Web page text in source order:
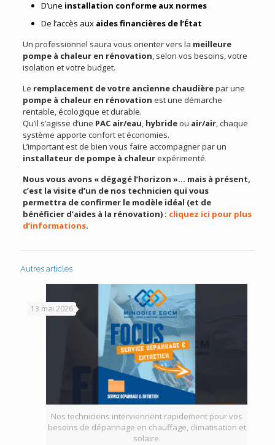
D’une installation conforme aux normes
De l’accès aux aides financières de l’État
Un professionnel saura vous orienter vers la meilleure
pompe à chaleur en rénovation, selon vos besoins, votre
isolation et votre budget.
Le remplacement de votre ancienne chaudièrepar une
pompe à chaleur en rénovation est une démarche
rentable, écologique et durable.
Qu’il s’agisse d’une PAC air/eau, hybrideou air/air, chaque
système apporte confort et économies.
L’important est de bien vous faire accompagner par un
installateur de pompe à chaleurexpérimenté.
Nous vous avons « dégagé l’horizon »… mais à présent,
c’est la visite d’un de nos technicien qui vous
permettra de confirmer le modèle idéal (et de
bénéficier d’aides à la rénovation) : cliquez ici pour plus
d’informations.
Autres articles
Nos techniciens interviennent rapidement pour vos
besoins de dépannage en chauffage, climatisation et
solaire.
13 mai 2026